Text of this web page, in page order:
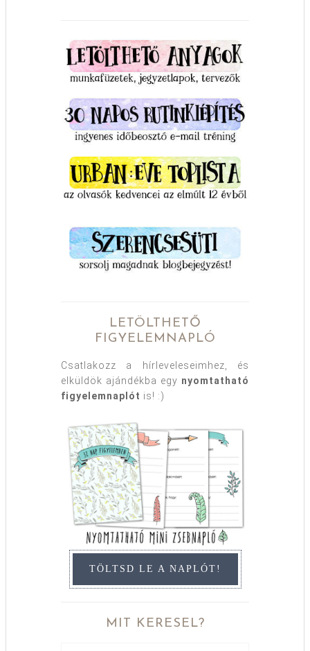
LETÖLTHETŐ
FIGYELEMNAPLÓ
Csatlakozz a hírleveleseimhez, és
elküldök ajándékba egy nyomtatható
figyelemnaplót is! :)
TÖLTSD LE A NAPLÓT!
MIT KERESEL?